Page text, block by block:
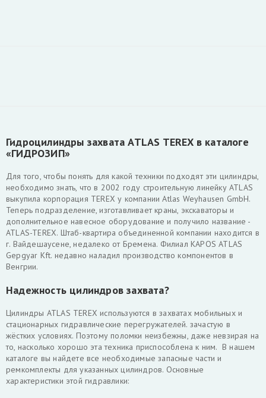
Гидроцилиндры захвата ATLAS TEREX в каталоге
«ГИДРОЗИП»
Для того, чтобы понять для какой техники подходят эти цилиндры,
необходимо знать, что в 2002 году строительную линейку ATLAS
выкупила корпорация TEREX у компании Atlas Weyhausen GmbH.
Теперь подразделение, изготавливает краны, экскаваторы и
дополнительное навесное оборудование и получило название -
ATLAS-TEREX. Штаб-квартира объединенной компании находится в
г. Вайдешаусене, недалеко от Бремена. Филиал KAPOS ATLAS
Gepgyar Kft. недавно наладил производство компонентов в
Венгрии.
Надежность цилиндров захвата?
Цилиндры ATLAS TEREX используются в захватах мобильных и
стационарных гидравлические перегружателей. зачастую в
жёстких условиях. Поэтому поломки неизбежны, даже невзирая на
то, насколько хорошо эта техника приспособлена к ним. В нашем
каталоге вы найдете все необходимые запасные части и
ремкомплекты для указанных цилиндров. Основные
характеристики этой гидравлики: